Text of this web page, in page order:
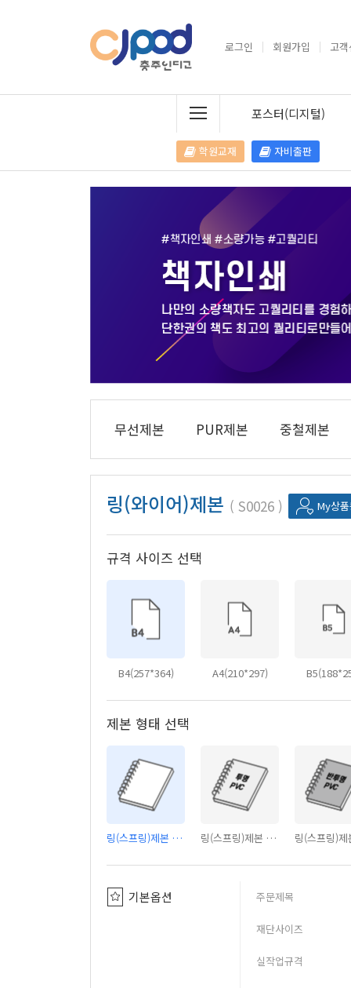
로그인 회원가입 고
포스터(디지털)
학원교재 자비출판
무선제본 PUR제본 중철제본
링(와이어)제본 S0026 My상
규격 사이즈 선택
B4(257*364) A4(210*297)
제본 형태 선택
링(스프링)제본 - 커버없음 링(스프링)제본 - PVC투명커버
기본옵션 주문제목
재단사이즈
실작업규격